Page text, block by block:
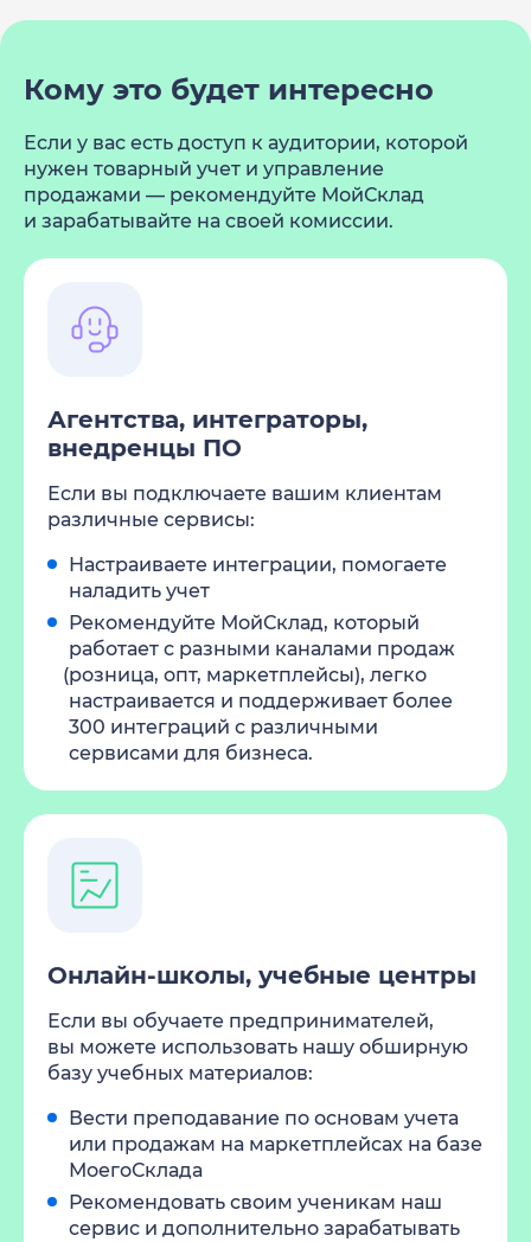
Кому это будет интересно
Если у вас есть доступ к аудитории, которой
нужен товарный учет и управление
продажами — рекомендуйте МойСклад
и зарабатывайте на своей комиссии.
Агентства, интеграторы,
внедренцы ПО
Если вы подключаете вашим клиентам
различные сервисы:
Настраиваете интеграции, помогаете
наладить учет
Рекомендуйте МойСклад, который
работает с разными каналами продаж
(розница, опт, маркетплейсы), легко
настраивается и поддерживает более
300 интеграций с различными
сервисами для бизнеса.
Онлайн-школы, учебные центры
Если вы обучаете предпринимателей,
вы можете использовать нашу обширную
базу учебных материалов:
Вести преподавание по основам учета
или продажам на маркетплейсах на базе
МоегоСклада
Рекомендовать своим ученикам наш
сервис и дополнительно зарабатывать